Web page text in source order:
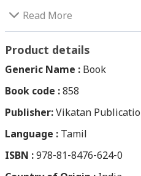
இலக்கிய உலகை ஆட்சி
ஐம்பது ஆண்டுகளுக்கு
உரையாடல்களையும்,
பற்றியது. மனித வாழ்வை
இயம்புபவை. அவரது
Read More
Product details
Generic Name : Book
Book code : 858
Publisher: Vikatan
Language : Tamil
ISBN : 978-81-8476-624-0